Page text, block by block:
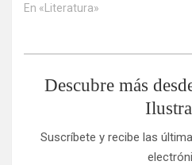
En «Literatura»
Descubre más
Suscríbete y recibe las